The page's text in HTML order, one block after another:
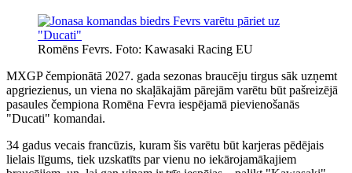
Romēns Fevrs. Foto: Kawasaki Racing EU
MXGP čempionātā 2027. gada sezonas braucēju tirgus sāk uzņemt
apgriezienus, un viena no skaļākajām pārejām varētu būt pašreizējā
pasaules čempiona Romēna Fevra iespējamā pievienošanās
"Ducati" komandai.
34 gadus vecais francūzis, kuram šis varētu būt karjeras pēdējais
lielais līgums, tiek uzskatīts par vienu no iekārojamākajiem